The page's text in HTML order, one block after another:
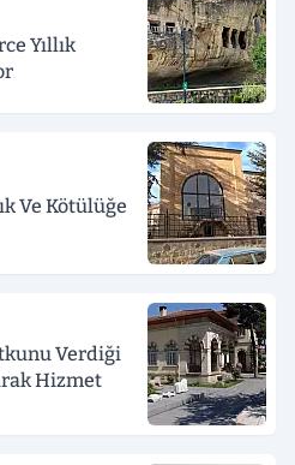
Yıllık
Ve Kötülüğe
Verdiği
Hizmet